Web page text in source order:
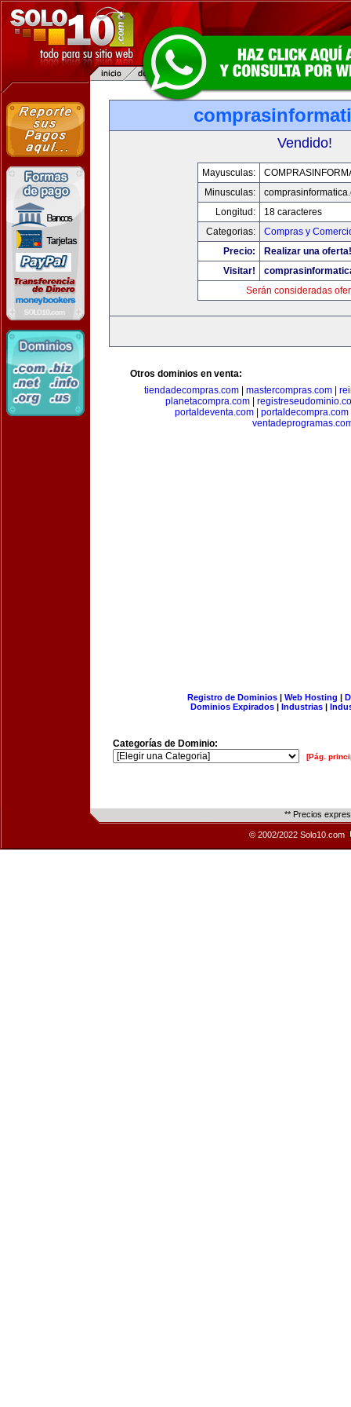
Vendido!
Mayusculas:
Minusculas:
Longitud:
18 caracteres
Categorias:
Compras y
Precio:
Realizar una oferta!
Visitar!
Serán consideradas
Otros dominios en venta:
tiendadecompras.com| mastercompras.com|
planetacompra.com|
portaldeventa.com
portaldecompra.com
Registro de Dominios| Web Hosting |
Dominios Expirados | Industrias |
Categorías de Dominio:
[Pág.
** Precios
© 2002/2022 Solo10.com